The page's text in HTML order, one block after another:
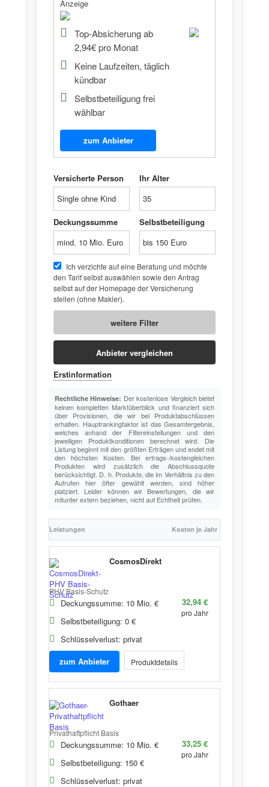
Anzeige
Top-Absicherung ab
2,94€ pro Monat
Keine Laufzeiten, täglich
kündbar
Selbstbeteiligung frei
wählbar
zum Anbieter
Versicherte Person Ihr Alter
Deckungssumme Selbstbeteiligung
Ich verzichte auf eine Beratung und möchte
den Tarif selbst auswählen sowie den Antrag
selbst auf der Homepage der Versicherung
stellen (ohne Makler).
weitere Filter
Erstinformation
Rechtliche Hinweise: Der kostenlose Vergleich bietet
keinen kompletten Marktüberblick und finanziert sich
über Provisionen, die wir bei Produktabschlüssen
erhalten. Hauptrankingfaktor ist das Gesamtergebnis,
welches anhand der Filtereinstellungen und den
jeweiligen Produktkonditionen berechnet wird. Die
Listung beginnt mit den größten Erträgen und endet mit
den höchsten Kosten. Bei ertrags-/kostengleichen
Produkten wird zusätzlich die Abschlussquote
berücksichtigt. D. h. Produkte, die im Verhältnis zu den
Aufrufen hier öfter gewählt werden, sind höher
platziert. Leider können wir Bewertungen, die wir
mitunter extern beziehen, nicht auf Echtheit prüfen.
Leistungen Kosten je Jahr
CosmosDirekt
PHV Basis-Schutz
Deckungssumme: 10 Mio. €
Selbstbeteiligung: 0 €
Schlüsselverlust: privat
32,94 €
pro Jahr
zum Anbieter Produktdetails
Gothaer
Privathaftpflicht Basis
Deckungssumme: 10 Mio. €
Selbstbeteiligung: 150 €
Schlüsselverlust: privat
33,25 €
pro Jahr